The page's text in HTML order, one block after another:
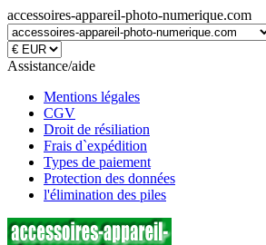
accessoires-appareil-photo-numerique.com
Assistance/aide
Mentions légales
CGV
Droit de résiliation
Frais d`expédition
Types de paiement
Protection des données
l'élimination des piles